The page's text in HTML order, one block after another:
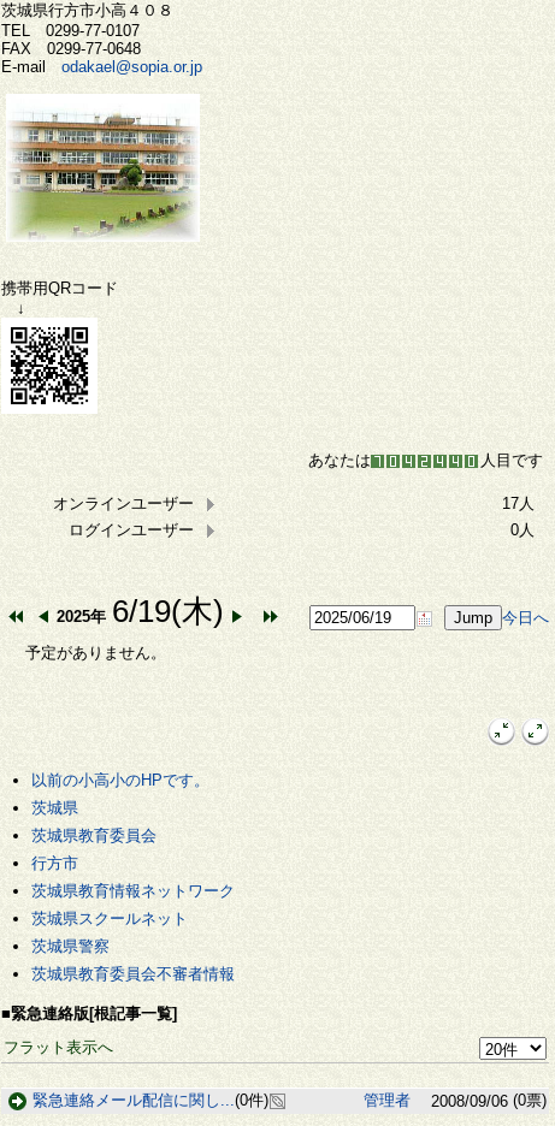
茨城県行方市小高４０８
TEL 0299-77-0107
FAX 0299-77-0648
E-mail odakael@sopia.or.jp
携帯用QRコード
↓
あなたは 人目です
オンラインユーザー
17人
ログインユーザー
0人
2025年 6/19(木)
今日へ
予定がありません。
以前の小高小のHPです。
茨城県
茨城県教育委員会
行方市
茨城県教育情報ネットワーク
茨城県スクールネット
茨城県警察
茨城県教育委員会不審者情報
■緊急連絡版[根記事一覧]
フラット表示へ
緊急連絡メール配信に関し...(0件) 管理者 2008/09/06 (0票)